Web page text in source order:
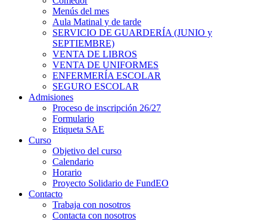
Menús del mes
Aula Matinal y de tarde
SERVICIO DE GUARDERÍA (JUNIO y
SEPTIEMBRE)
VENTA DE LIBROS
VENTA DE UNIFORMES
ENFERMERÍA ESCOLAR
SEGURO ESCOLAR
Admisiones
Proceso de inscripción 26/27
Formulario
Etiqueta SAE
Curso
Objetivo del curso
Calendario
Horario
Proyecto Solidario de FundEO
Contacto
Trabaja con nosotros
Contacta con nosotros